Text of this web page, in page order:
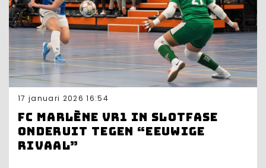
17 januari 2026 16:54
FC Marlène VR1 in slotfase
onderuit tegen “eeuwige
rivaal”